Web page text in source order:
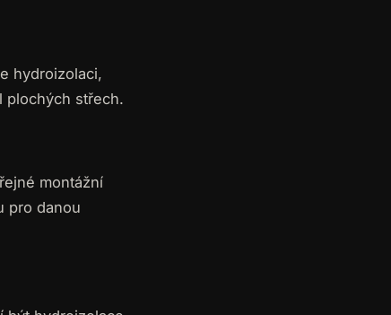
hydroizolaci,
plochých střech.
montážní
pro danou